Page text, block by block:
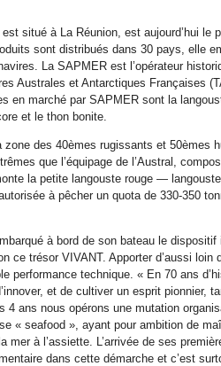
situé à La Réunion, est aujourd’hui le
sont distribués dans 30 pays, elle
La SAPMER est l’opérateur
Australes et Antarctiques Françaises
en marché par SAPMER sont la
et le thon bonite.
des 40èmes rugissants et 50èmes
que l’équipage de l’Austral,
la petite langouste rouge —
à pêcher un quota de 330-350
à bord de son bateau le dispositif
ce trésor VIVANT. Apporter d’aussi loin
performance technique. « En 70 ans
et de cultiver un esprit pionnier,
4 ans nous opérons une mutation
« seafood », ayant pour ambition de
mer à l’assiette. L’arrivée de ses
dans cette démarche et c’est